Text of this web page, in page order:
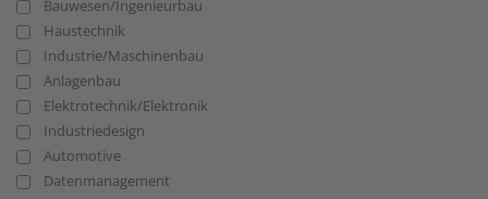
Bauwesen/Ingenieurbau
Haustechnik
Industrie/Maschinenbau
Anlagenbau
Elektrotechnik/Elektronik
Industriedesign
Automotive
Datenmanagement